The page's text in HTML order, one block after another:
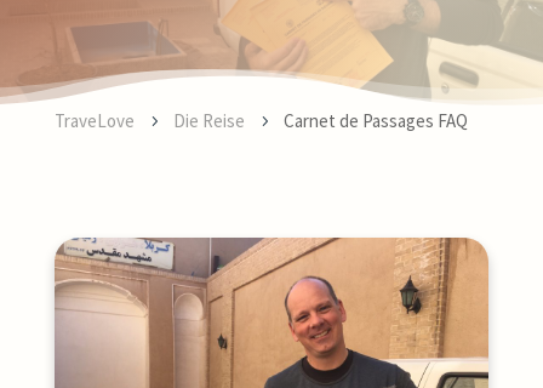
TraveLove 5 Die Reise 5 Carnet de Passages FAQ